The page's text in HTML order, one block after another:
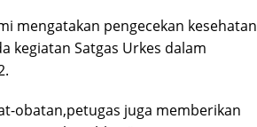
mengatakan pengecekan kesehatan
kegiatan Satgas Urkes dalam
obatan,petugas juga memberikan